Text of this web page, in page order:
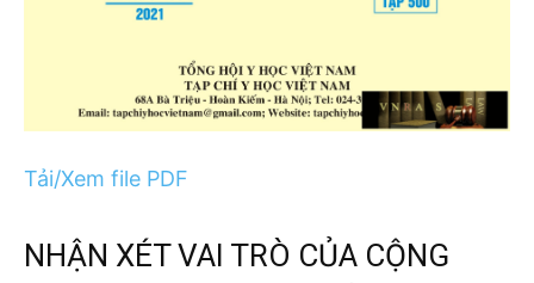
Tải/Xem file PDF
NHẬN XÉT VAI TRÒ CỦA CỘNG